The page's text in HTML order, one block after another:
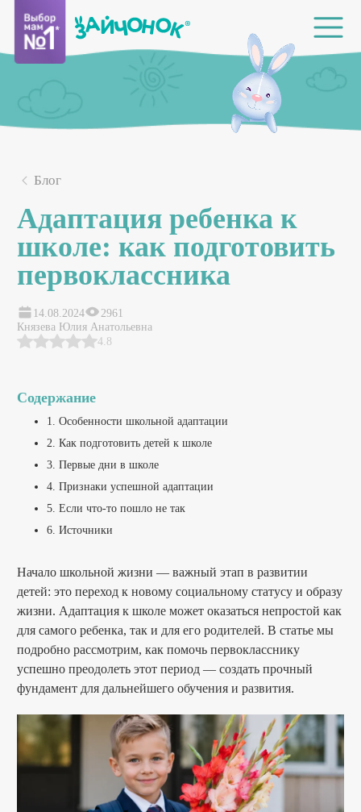
Блог
Адаптация ребенка к
школе: как подготовить
первоклассника
14.08.2024
2961
Князева Юлия Анатольевна
4.8
Содержание
1. Особенности школьной адаптации
2. Как подготовить детей к школе
3. Первые дни в школе
4. Признаки успешной адаптации
5. Если что-то пошло не так
6. Источники
Начало школьной жизни — важный этап в развитии
детей: это переход к новому социальному статусу и образу
жизни. Адаптация к школе может оказаться непростой как
для самого ребенка, так и для его родителей. В статье мы
подробно рассмотрим, как помочь первокласснику
успешно преодолеть этот период — создать прочный
фундамент для дальнейшего обучения и развития.